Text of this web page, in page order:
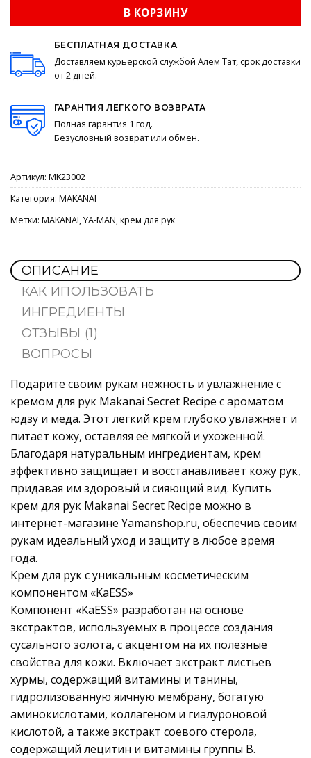
В КОРЗИНУ
БЕСПЛАТНАЯ ДОСТАВКА
Доставляем курьерской службой Алем Тат, срок доставки
от 2 дней.
ГАРАНТИЯ ЛЕГКОГО ВОЗВРАТА
Полная гарантия 1 год.
Безусловный возврат или обмен.
Артикул: MK23002
Категория: MAKANAI
Метки: MAKANAI,YA-MAN,крем для рук
ОПИСАНИЕ
КАК ИПОЛЬЗОВАТЬ
ИНГРЕДИЕНТЫ
ОТЗЫВЫ (1)
ВОПРОСЫ
Подарите своим рукам нежность и увлажнение с
кремом для рук Makanai Secret Recipe с ароматом
юдзу и меда. Этот легкий крем глубоко увлажняет и
питает кожу, оставляя её мягкой и ухоженной.
Благодаря натуральным ингредиентам, крем
эффективно защищает и восстанавливает кожу рук,
придавая им здоровый и сияющий вид. Купить
крем для рук Makanai Secret Recipe можно в
интернет-магазине Yamanshop.ru, обеспечив своим
рукам идеальный уход и защиту в любое время
года.
Крем для рук с уникальным косметическим
компонентом «KaESS»
Компонент «KaESS» разработан на основе
экстрактов, используемых в процессе создания
сусального золота, с акцентом на их полезные
свойства для кожи. Включает экстракт листьев
хурмы, содержащий витамины и танины,
гидролизованную яичную мембрану, богатую
аминокислотами, коллагеном и гиалуроновой
кислотой, а также экстракт соевого стерола,
содержащий лецитин и витамины группы B.